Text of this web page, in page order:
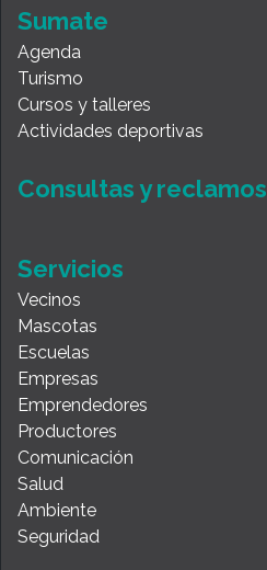
Sumate
Agenda
Turismo
Cursos y talleres
Actividades deportivas
Consultas y reclamos
Servicios
Vecinos
Mascotas
Escuelas
Empresas
Emprendedores
Productores
Comunicación
Salud
Ambiente
Seguridad